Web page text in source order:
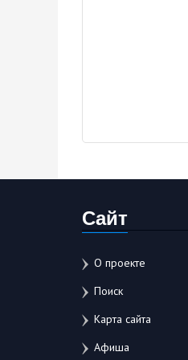
Сайт
О проекте
Поиск
Карта сайта
Афиша